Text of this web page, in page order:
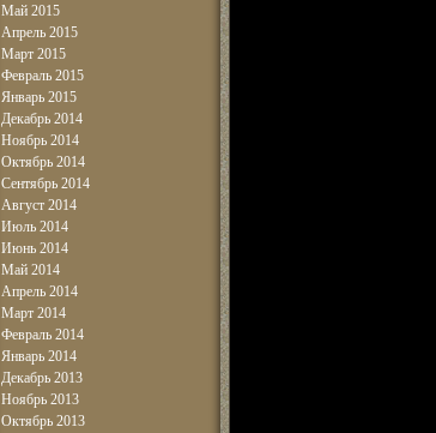
Май 2015
Апрель 2015
Март 2015
Февраль 2015
Январь 2015
Декабрь 2014
Ноябрь 2014
Октябрь 2014
Сентябрь 2014
Август 2014
Июль 2014
Июнь 2014
Май 2014
Апрель 2014
Март 2014
Февраль 2014
Январь 2014
Декабрь 2013
Ноябрь 2013
Октябрь 2013